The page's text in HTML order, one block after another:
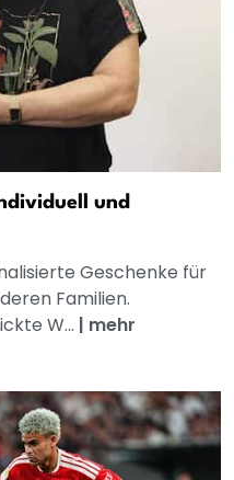
und
Geschenke für
Familien.
W... | mehr